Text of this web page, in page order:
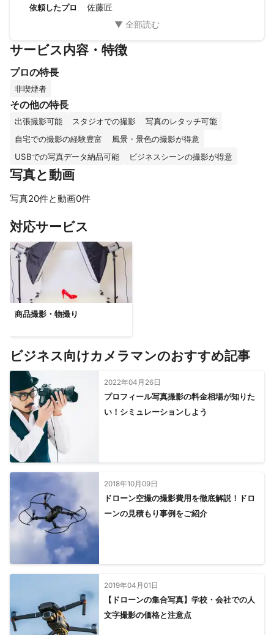
依頼したプロ 佐藤匠
サービス内容・特徴
プロの特長
非喫煙者
その他の特長
出張撮影可能 スタジオでの撮影
写真のレタッチ可能
自宅での撮影の経験豊富
風景・景色の撮影が得意
USBでの写真データ納品可能
ビジネスシーンの撮影が得意
写真と動画
写真20件と動画0件
対応サービス
商品撮影・物撮り
ビジネス向けカメラマンのおすすめ記事
2022年04月26日
プロフィール写真撮影の料金相場が知りた
い！シミュレーションしよう
2018年10月09日
ドローン空撮の撮影費用を徹底解説！ドロ
ーンの見積もり事例をご紹介
2019年04月01日
【ドローンの集合写真】学校・会社での人
文字撮影の価格と注意点